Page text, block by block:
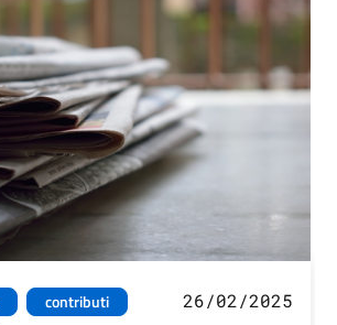
contributi
26/02/2025